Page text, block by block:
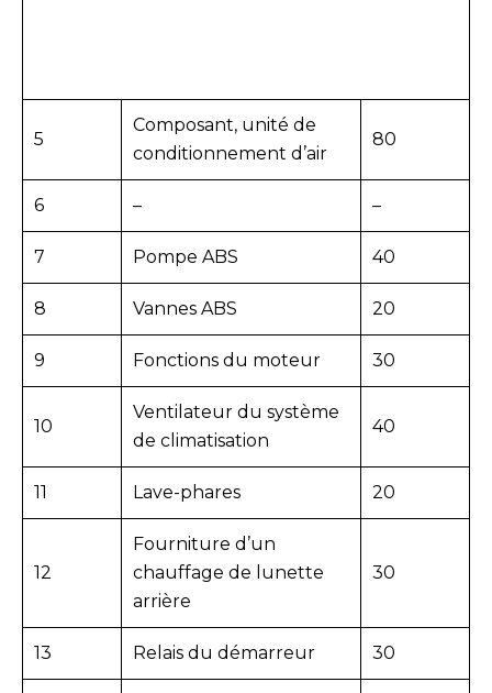
5
Composant, unité de
conditionnement d’air
80
6 – –
7 Pompe ABS 40
8 Vannes ABS 20
9 Fonctions du moteur 30
10
Ventilateur du système
de climatisation
40
11 Lave-phares 20
12
Fourniture d’un
chauffage de lunette
arrière
30
13 Relais du démarreur 30